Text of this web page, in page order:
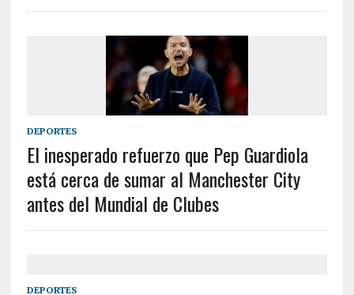
DEPORTES
El inesperado refuerzo que Pep Guardiola
está cerca de sumar al Manchester City
antes del Mundial de Clubes
DEPORTES